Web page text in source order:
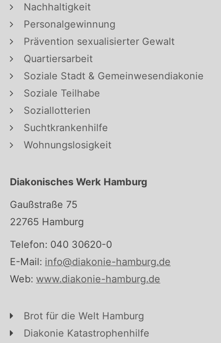
Nachhaltigkeit
Personalgewinnung
Prävention sexualisierter Gewalt
Quartiersarbeit
Soziale Stadt & Gemeinwesendiakonie
Soziale Teilhabe
Soziallotterien
Suchtkrankenhilfe
Wohnungslosigkeit
Diakonisches Werk Hamburg
Gaußstraße 75
22765 Hamburg
Telefon: 040 30620-0
E-Mail: info@diakonie-hamburg.de
Web: www.diakonie-hamburg.de
Brot für die Welt Hamburg
Diakonie Katastrophenhilfe